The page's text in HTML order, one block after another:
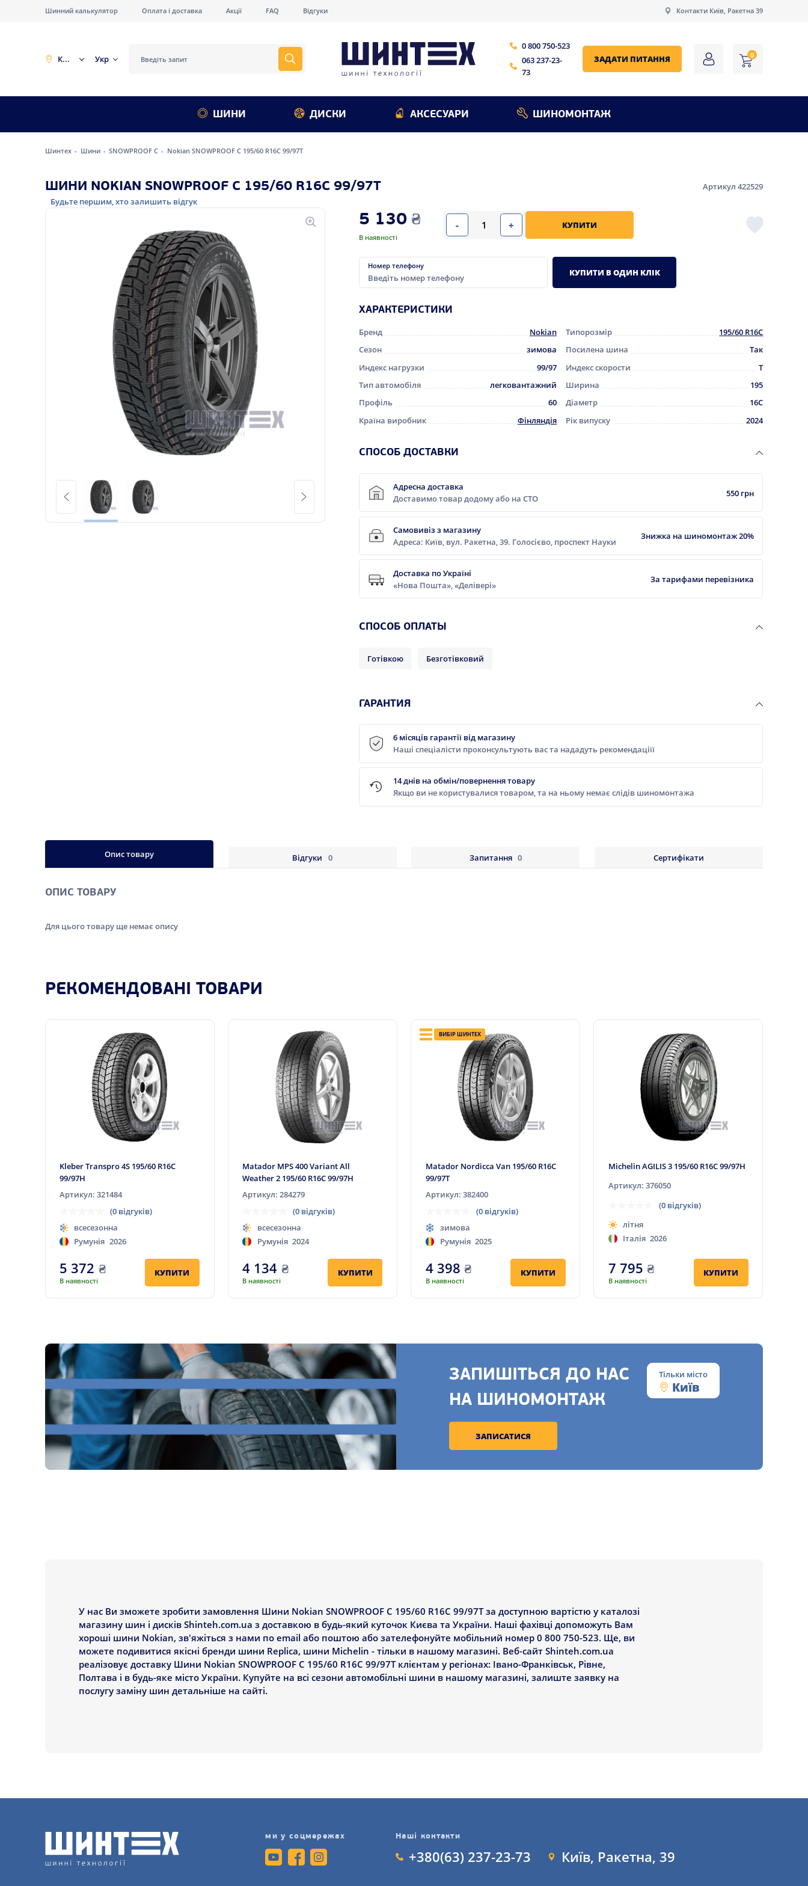
Шинний калькулятор Оплата і доставка Акції FAQ Відгуки Контакти Київ, Ракетна 39
Київ Укр
0 800 750-523
063 237-23-
73
ЗАДАТИ ПИТАННЯ 0
ШИНИ ДИСКИ АКСЕСУАРИ ШИНОМОНТАЖ
Шинтех Шини SNOWPROOF C Nokian SNOWPROOF C 195/60 R16C 99/97T
ШИНИ NOKIAN SNOWPROOF C 195/60 R16C 99/97T
Артикул 422529
Будьте першим, хто залишить відгук
5 130 ₴
В наявності
- + КУПИТИ
Номер телефону
КУПИТИ В ОДИН КЛІК
ХАРАКТЕРИСТИКИ
Бренд Nokian Типорозмір
195/60 R16C
Сезон
зимова Посилена шина
Так
Индекс нагрузки
99/97 Индекс скорости
T
Тип автомобіля
легковантажний Ширина
195
Профіль
60 Діаметр
16C
Країна виробник
Фінляндія Рік випуску 2024
CПОСОБ ДОСТАВКИ
Адресна доставка
Доставимо товар додому або на СТО
550 грн
Самовивіз з магазину
Адреса: Київ, вул. Ракетна, 39. Голосієво, проспект Науки
Знижка на шиномонтаж 20%
Доставка по Україні
«Нова Пошта», «Делівері»
За тарифами перевізника
CПОСОБ ОПЛАТЫ
Готівкою Безготівковий
ГАРАНТИЯ
6 місяців гарантії від магазину
Наші спеціалісти проконсультують вас та нададуть рекомендаціїї
14 днів на обмін/повернення товару
Якщо ви не користувалися товаром, та на ньому немає слідів шиномонтажа
Опис товару Відгуки 0 Запитання 0 Сертифікати
ОПИС ТОВАРУ
Для цього товару ще немає опису
РЕКОМЕНДОВАНІ ТОВАРИ
Kleber Transpro 4S 195/60 R16C
99/97H
Артикул: 321484
(0 відгуків)
всесезонна
Румунія 2026
5 372 ₴
В наявності
КУПИТИ
Matador MPS 400 Variant All
Weather 2 195/60 R16C 99/97H
Артикул: 284279
(0 відгуків)
всесезонна
Румунія 2024
4 134 ₴
В наявності
КУПИТИ
ВИБІР ШИНТЕХ
Matador Nordicca Van 195/60 R16C
99/97T
Артикул: 382400
(0 відгуків)
зимова
Румунія 2025
4 398 ₴
В наявності
КУПИТИ
Michelin AGILIS 3 195/60 R16C 99/97H
Артикул: 376050
(0 відгуків)
літня
Італія 2026
7 795 ₴
В наявності
КУПИТИ
ЗАПИШІТЬСЯ ДО НАС
НА ШИНОМОНТАЖ
Тільки місто
Київ
ЗАПИСАТИСЯ
У нас Ви зможете зробити замовлення Шини Nokian SNOWPROOF C 195/60 R16C 99/97T за доступною вартістю у каталозі
магазину шин і дисків Shinteh.com.ua з доставкою в будь-який куточок Києва та України. Наші фахівці допоможуть Вам
хороші шини Nokian, зв'яжіться з нами по email або поштою або зателефонуйте мобільний номер 0 800 750-523. Ще, ви
можете подивитися якісні бренди шини Replica, шини Michelin - тільки в нашому магазині. Веб-сайт Shinteh.com.ua
реалізовує доставку Шини Nokian SNOWPROOF C 195/60 R16C 99/97T клієнтам у регіонах: Івано-Франківськ, Рівне,
Полтава і в будь-яке місто України. Купуйте на всі сезони автомобільні шини в нашому магазині, залиште заявку на
послугу заміну шин детальніше на сайті.
ми у соцмережах Наші контакти
+380(63) 237-23-73 Київ, Ракетна, 39